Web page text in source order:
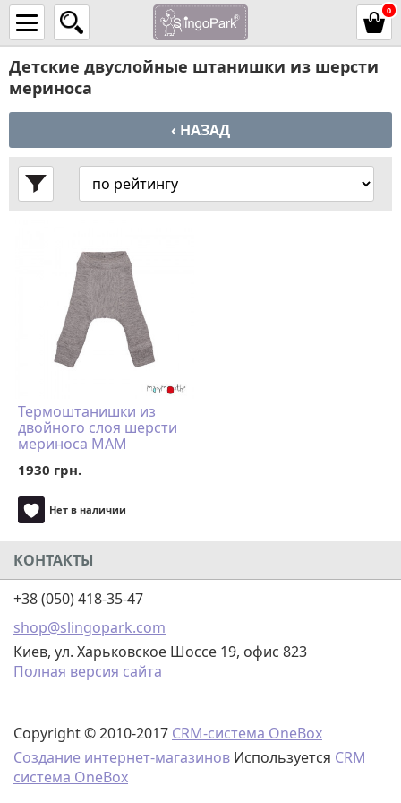
0
Детские двуслойные штанишки из шерсти
мериноса
‹ НАЗАД
Термоштанишки из
двойного слоя шерсти
мериноса MAM
светло-серый)
1930 грн.
Нет в наличии
КОНТАКТЫ
+38 (050) 418-35-47
shop@slingopark.com
Киев, ул. Харьковское Шоссе 19, офис 823
Полная версия сайта
Copyright © 2010-2017 CRM-система OneBox
Создание интернет-магазинов Используется CRM
система OneBox